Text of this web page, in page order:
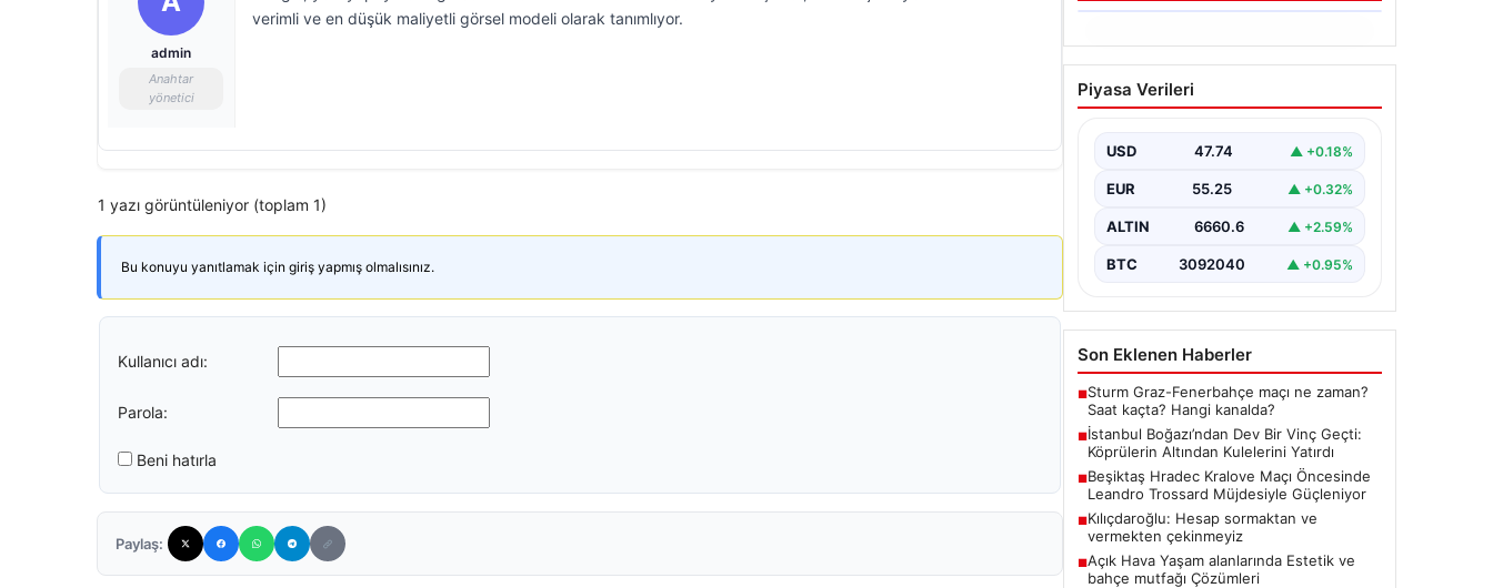
admin
Anahtar
yönetici
verimli ve en düşük maliyetli görsel modeli olarak tanımlıyor.
1 yazı görüntüleniyor (toplam 1)
Bu konuyu yanıtlamak için giriş yapmış olmalısınız.
Kullanıcı adı:
Parola:
Beni hatırla
Paylaş:
06.08.2026
İstanbul Boğazı’ndan Dev
Bir Vinç Geçti: Köprülerin
İstanbul Boğazı'nda eşsiz bir
bölgedeki denizcilik ve altyapı
Piyasa Verileri
USD 47.74 ▲ +0.18%
EUR 55.25 ▲ +0.32%
ALTIN 6660.6 ▲ +2.59%
BTC 3092040 ▲ +0.95%
Son Eklenen Haberler
■Sturm Graz-Fenerbahçe maçı ne zaman?
Saat kaçta? Hangi kanalda?
■İstanbul Boğazı’ndan Dev Bir Vinç Geçti:
Köprülerin Altından Kulelerini Yatırdı
■Beşiktaş Hradec Kralove Maçı Öncesinde
Leandro Trossard Müjdesiyle Güçleniyor
■Kılıçdaroğlu: Hesap sormaktan ve
vermekten çekinmeyiz
■Açık Hava Yaşam alanlarında Estetik ve
bahçe mutfağı Çözümleri